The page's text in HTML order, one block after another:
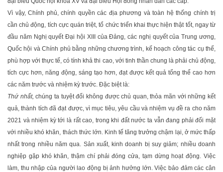
Vì vậy, Chính phủ, chính quyền các địa phương và toàn hệ thống chính trị
cần chủ động, tích cực quán triệt, tổ chức triển khai thực hiện thật tốt, ngay từ
đầu năm Nghị quyết Ðại hội XIII của Ðảng, các nghị quyết của Trung ương,
Quốc hội và Chính phủ bằng những chương trình, kế hoạch công tác cụ thể,
phù hợp với thực tế, có tính khả thi cao, với tinh thần chung là phải chủ động,
tích cực hơn, năng động, sáng tạo hơn, đạt được kết quả tổng thể cao hơn
các năm trước và nhiệm kỳ trước. Ðặc biệt là:
Thứ nhất, chúng ta tuyệt đối không được chủ quan, thỏa mãn với những kết
quả, thành tích đã đạt được, vì mục tiêu, yêu cầu và nhiệm vụ đề ra cho năm
2021 và nhiệm kỳ tới là rất cao, trong khi đất nước ta vẫn đang phải đối mặt
với nhiều khó khăn, thách thức lớn. Kinh tế tăng trưởng chậm lại, ở mức thấp
nhất trong nhiều năm qua. Sản xuất, kinh doanh bị suy giảm; nhiều doanh
nghiệp gặp khó khăn, thậm chí phải đóng cửa, tạm dừng hoạt động. Việc
làm, thu nhập của người lao động bị ảnh hưởng lớn. Việc bảo đảm các cân